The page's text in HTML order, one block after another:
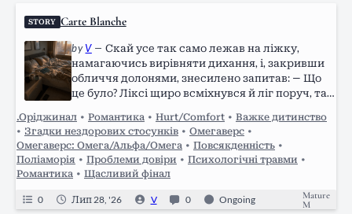
STORY Carte Blanche
byV— Скай усе так само лежав на ліжку,
намагаючись вирівняти дихання, і, закривши
обличчя долонями, знесилено запитав: — Що
це було? Ліксі щиро всміхнувся й ліг поруч, так
впоперек талії. — Він так іноді робить. Щось у
стилі «збудимо й не дамо» у виконанні Генрі
Найта, — упевнено сказав Фелікс. —
Сподобалося?
.Оріджинал • Романтика • Hurt/Comfort • Важке дитинство
• Згадки нездорових стосунків • Омегаверс •
Омегаверс: Омега/Альфа/Омега • Повсякденність •
Поліаморія • Проблеми довіри • Психологічні травми •
Романтика • Щасливий фінал
0 Лип 28, '26 V 0 Ongoing
Mature
M